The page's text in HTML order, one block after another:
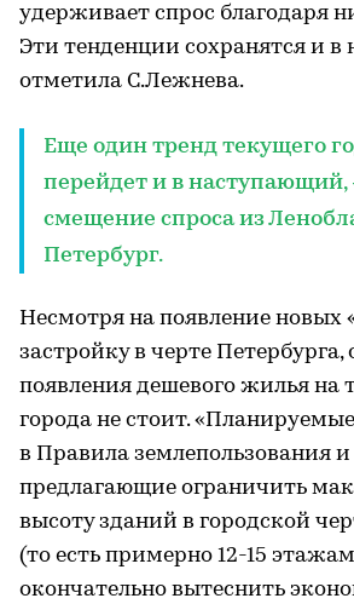
удерживает спрос благодаря
Эти тенденции сохранятся и в
отметила С.Лежнева.
Еще один тренд текущего
перейдет и в наступающий,
смещение спроса из
Петербург.
Несмотря на появление новых
застройку в черте
появления дешевого жилья на
города не стоит.
в Правила землепользования
предлагающие ограничить
высоту зданий в городской
(то есть примерно 12-15
окончательно вытеснить